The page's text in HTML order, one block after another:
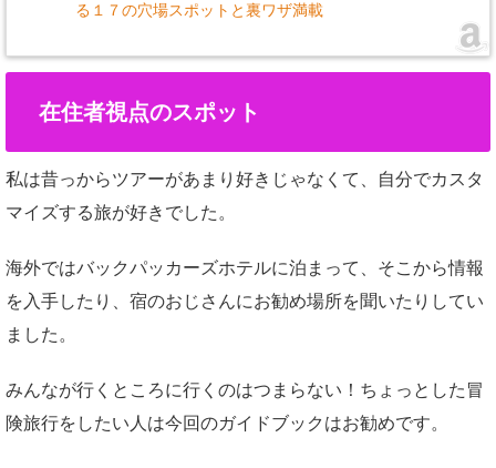
る１７の穴場スポットと裏ワザ満載
在住者視点のスポット
私は昔っからツアーがあまり好きじゃなくて、自分でカスタ
マイズする旅が好きでした。
海外ではバックパッカーズホテルに泊まって、そこから情報
を入手したり、宿のおじさんにお勧め場所を聞いたりしてい
ました。
みんなが行くところに行くのはつまらない！ちょっとした冒
険旅行をしたい人は今回のガイドブックはお勧めです。